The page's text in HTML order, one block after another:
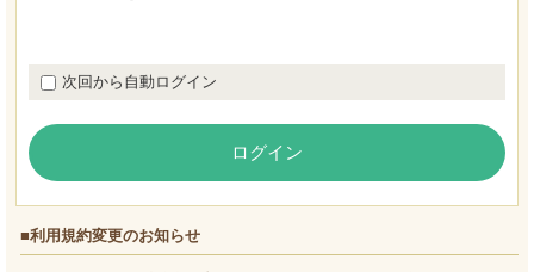
次回から自動ログイン
ログイン
■利用規約変更のお知らせ